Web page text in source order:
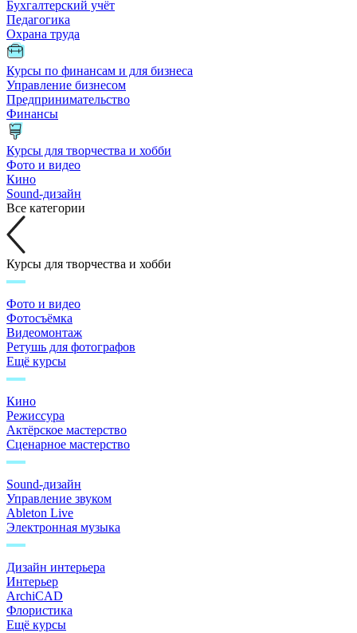
Бухгалтерский учёт
Педагогика
Охрана труда
Курсы по финансам и для бизнеса
Управление бизнесом
Предпринимательство
Финансы
Курсы для творчества и хобби
Фото и видео
Кино
Sound-дизайн
Все категории
Курсы для творчества и хобби
Фото и видео
Фотосъёмка
Видеомонтаж
Ретушь для фотографов
Ещё курсы
Кино
Режиссура
Актёрское мастерство
Сценарное мастерство
Sound-дизайн
Управление звуком
Ableton Live
Электронная музыка
Дизайн интерьера
Интерьер
ArchiCAD
Флористика
Ещё курсы